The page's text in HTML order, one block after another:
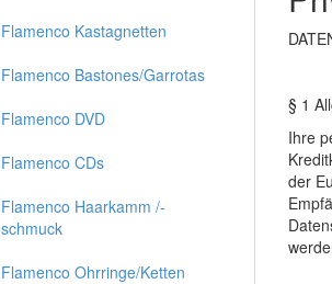
§ 1
Ihre
der
Flamenco Kastagnetten
Flamenco Bastones/Garrotas
Flamenco DVD
Flamenco CDs
Flamenco Haarkamm /-
schmuck
Flamenco Ohrringe/Ketten